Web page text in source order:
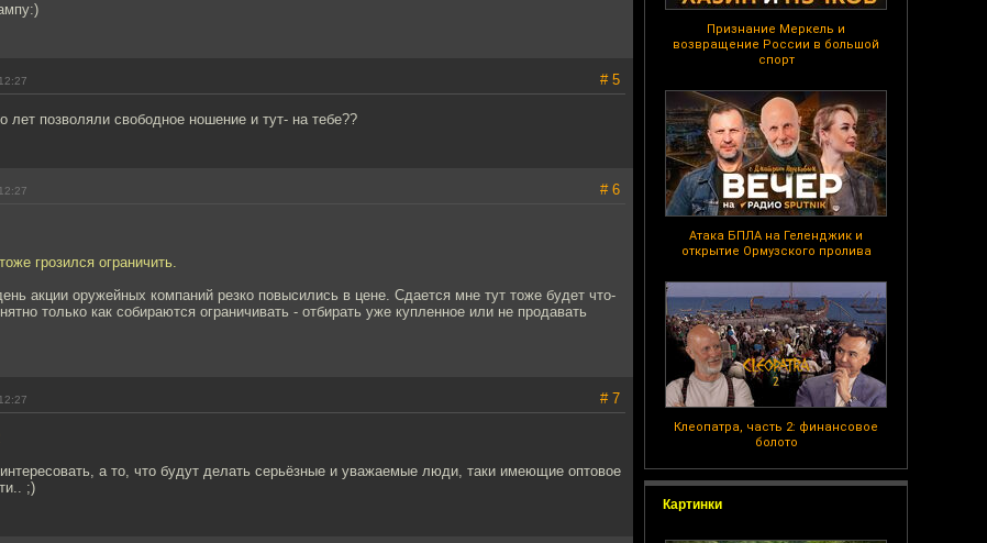
Признание Меркель и
возвращение России в большой
спорт
Атака БПЛА на Геленджик и
открытие Ормузского пролива
Клеопатра, часть 2: финансовое
болото
Картинки
# 5
лет позволяли свободное ношение и тут- на тебе??
# 6
грозился ограничить.
акции оружейных компаний резко повысились в цене. Сдается мне тут тоже будет что-
только как собираются ограничивать - отбирать уже купленное или не продавать
# 7
а то, что будут делать серьёзные и уважаемые люди, таки имеющие оптовое
;)